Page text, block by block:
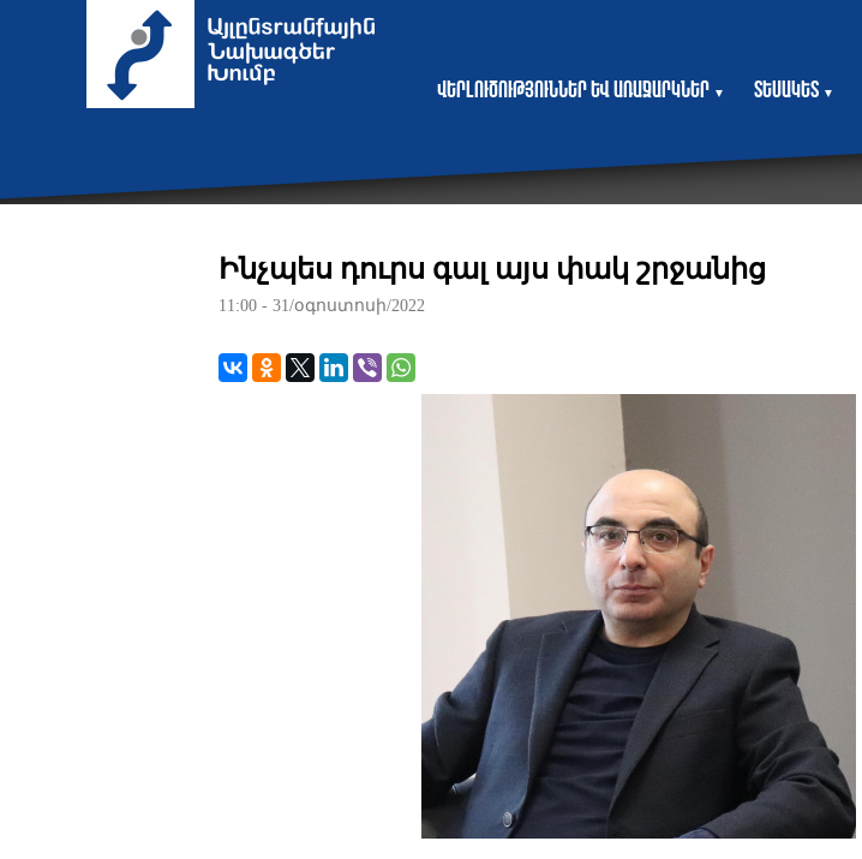
Վերլուծություններ և առաջարկներ ▼ Տեսակետ ▼
Ինչպես դուրս գալ այս փակ շրջանից
11:00 - 31/օգոստոսի/2022